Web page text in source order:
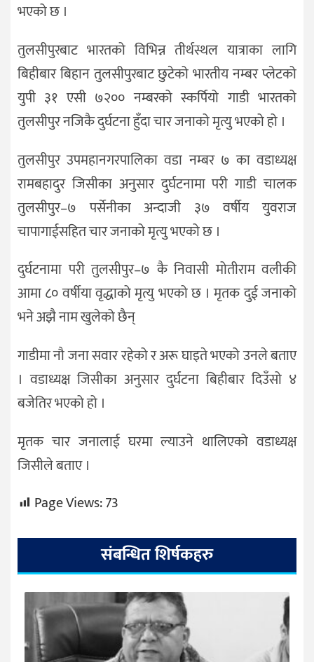
भएको छ ।
तुलसीपुरबाट भारतको विभिन्न तीर्थस्थल यात्राका लागि
बिहीबार बिहान तुलसीपुरबाट छुटेको भारतीय नम्बर प्लेटको
युपी ३१ एसी ७२०० नम्बरको स्कर्पियो गाडी भारतको
तुलसीपुर नजिकै दुर्घटना हुँदा चार जनाको मृत्यु भएको हो ।
तुलसीपुर उपमहानगरपालिका वडा नम्बर ७ का वडाध्यक्ष
रामबहादुर जिसीका अनुसार दुर्घटनामा परी गाडी चालक
तुलसीपुर–७ पर्सेनीका अन्दाजी ३७ वर्षीय युवराज
चापागाईसहित चार जनाको मृत्यु भएको छ ।
दुर्घटनामा परी तुलसीपुर–७ कै निवासी मोतीराम वलीकी
आमा ८० वर्षीया वृद्धाको मृत्यु भएको छ । मृतक दुई जनाको
भने अझै नाम खुलेको छैन्
गाडीमा नौ जना सवार रहेको र अरू घाइते भएको उनले बताए
। वडाध्यक्ष जिसीका अनुसार दुर्घटना बिहीबार दिउँसो ४
बजेतिर भएको हो ।
मृतक चार जनालाई घरमा ल्याउने थालिएको वडाध्यक्ष
जिसीले बताए ।
Page Views:73
संबन्धित शिर्षकहरु